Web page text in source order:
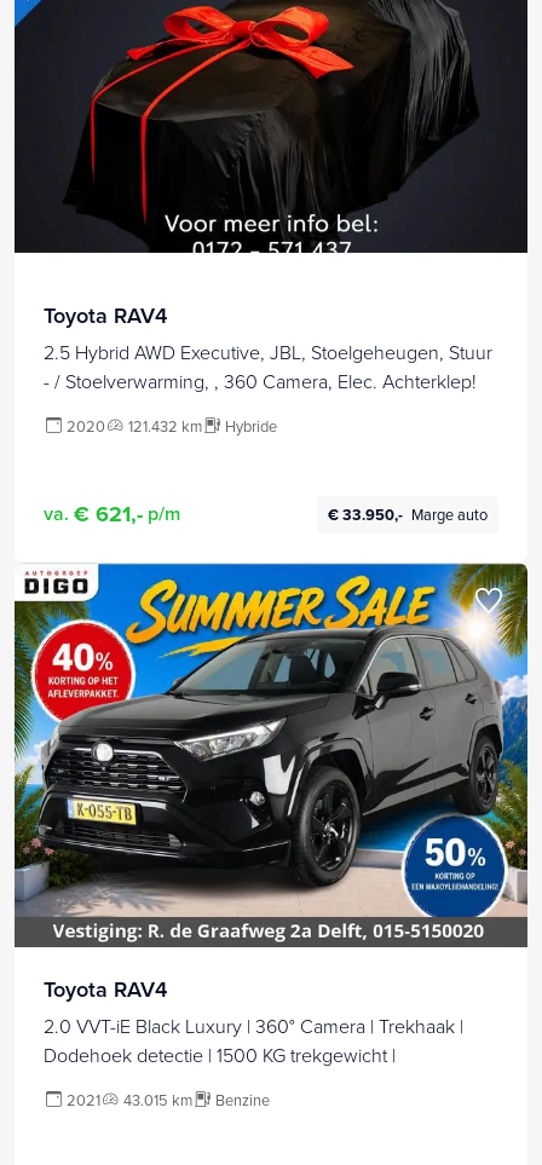
Toyota RAV4
2.5 Hybrid AWD Executive, JBL, Stoelgeheugen, Stuur
- / Stoelverwarming, , 360 Camera, Elec. Achterklep!
2020 121.432 km Hybride
va. € 621,- p/m € 33.950,- Marge auto
Toyota RAV4
2.0 VVT-iE Black Luxury | 360° Camera | Trekhaak |
Dodehoek detectie | 1500 KG trekgewicht |
2021 43.015 km Benzine